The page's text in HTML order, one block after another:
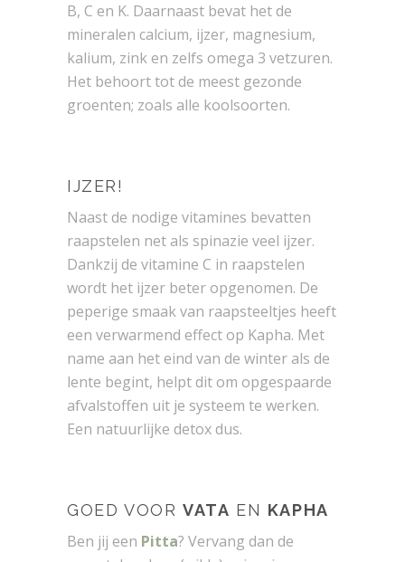
B, C en K. Daarnaast bevat het de
mineralen calcium, ijzer, magnesium,
kalium, zink en zelfs omega 3 vetzuren.
Het behoort tot de meest gezonde
groenten; zoals alle koolsoorten.
IJZER!
Naast de nodige vitamines bevatten
raapstelen net als spinazie veel ijzer.
Dankzij de vitamine C in raapstelen
wordt het ijzer beter opgenomen. De
peperige smaak van raapsteeltjes heeft
een verwarmend effect op Kapha. Met
name aan het eind van de winter als de
lente begint, helpt dit om opgespaarde
afvalstoffen uit je systeem te werken.
Een natuurlijke detox dus.
GOED VOOR VATA EN KAPHA
Ben jij een Pitta? Vervang dan de